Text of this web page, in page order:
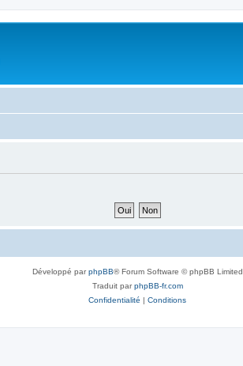
Développé parphpBB® Forum Software © phpBB Limited
Traduit parphpBB-fr.com
Confidentialité | Conditions